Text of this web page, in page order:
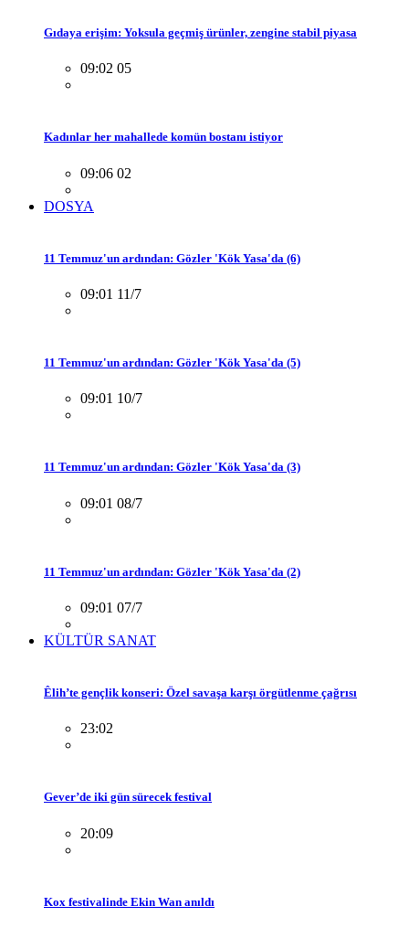
Gıdaya erişim: Yoksula geçmiş ürünler, zengine stabil piyasa
09:02 05
Kadınlar her mahallede komün bostanı istiyor
09:06 02
DOSYA
11 Temmuz'un ardından: Gözler 'Kök Yasa'da (6)
09:01 11/7
11 Temmuz'un ardından: Gözler 'Kök Yasa'da (5)
09:01 10/7
11 Temmuz'un ardından: Gözler 'Kök Yasa'da (3)
09:01 08/7
11 Temmuz'un ardından: Gözler 'Kök Yasa'da (2)
09:01 07/7
KÜLTÜR SANAT
Êlih’te gençlik konseri: Özel savaşa karşı örgütlenme çağrısı
23:02
Gever’de iki gün sürecek festival
20:09
Kox festivalinde Ekin Wan anıldı